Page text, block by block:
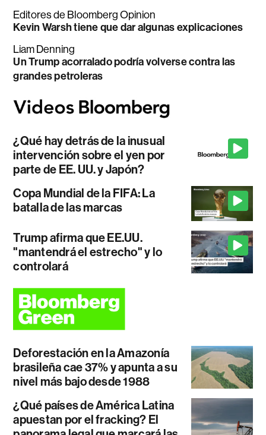
Editores de Bloomberg Opinion
Kevin Warsh tiene que dar algunas explicaciones
Liam Denning
Un Trump acorralado podría volverse contra las
grandes petroleras
¿Qué hay detrás de la inusual
intervención sobre el yen por
parte de EE. UU. y Japón?
Copa Mundial de la FIFA: La
batalla de las marcas
Trump afirma que EE.UU.
"mantendrá el estrecho" y lo
controlará
Deforestación en la Amazonía
brasileña cae 37% y apunta a su
nivel más bajo desde 1988
¿Qué países de América Latina
apuestan por el fracking? El